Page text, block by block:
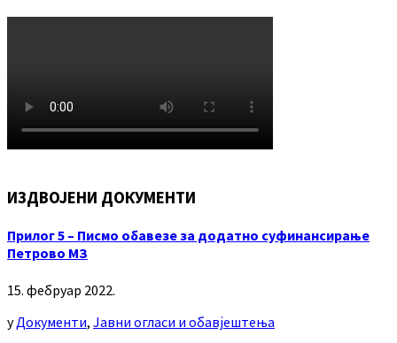
ИЗДВОЈЕНИ ДОКУМЕНТИ
Прилог 5 – Писмо обавезе за додатно суфинансирање
Петрово МЗ
15. фебруар 2022.
уДокументи, Јавни огласи и обавјештења